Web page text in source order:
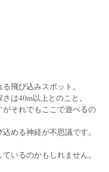
飛び込みスポット。
は40m以上とのこと。
それでもここで遊べるの
める神経が不思議です。
いるのかもしれません。